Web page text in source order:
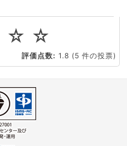
たい
☆
☆
評価点数: 1.8 (5 件の投票)